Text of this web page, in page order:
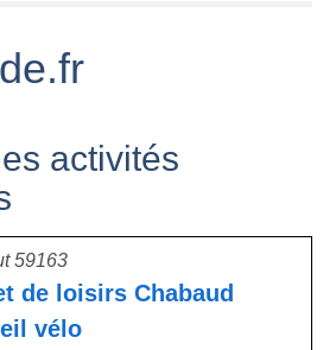
activités
59163
de loisirs Chabaud
vélo